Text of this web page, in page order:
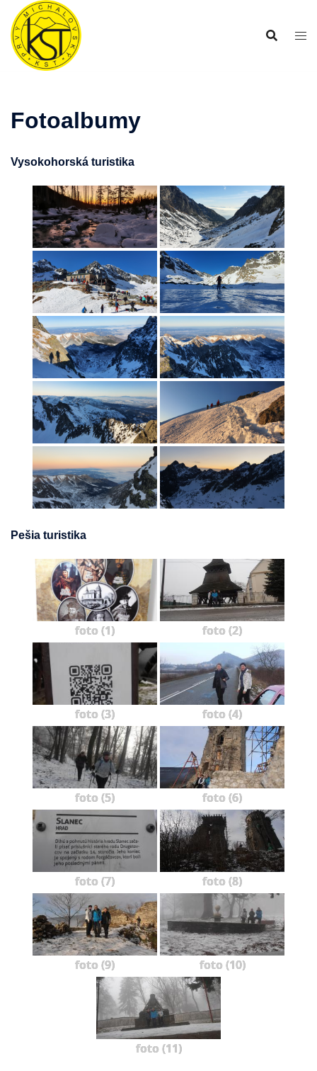
Preskočiť
obsah
Fotoalbumy
Vysokohorská turistika
Pešia turistika
foto (1) foto (2)
foto (3) foto (4)
foto (5) foto (6)
foto (7) foto (8)
foto (9) foto (10)
foto (11)